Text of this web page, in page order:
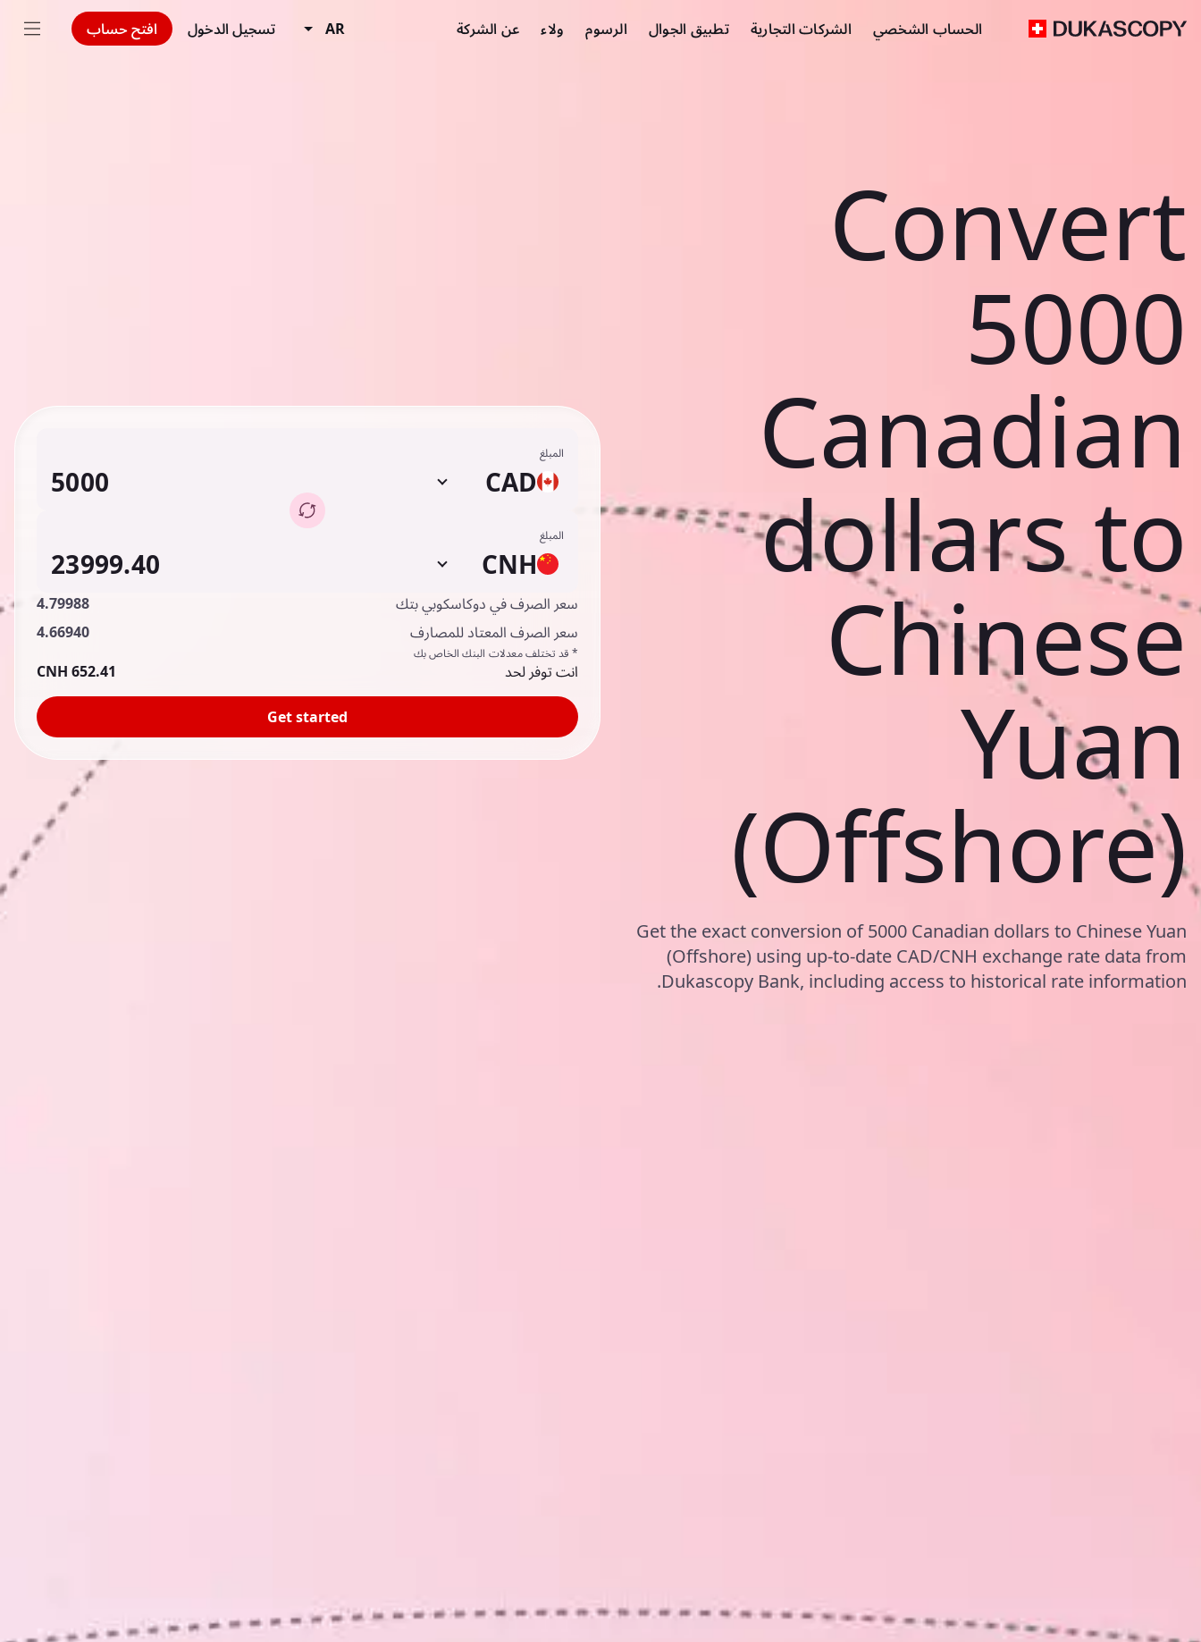
الحساب الشخصي الشركات التجارية تطبيق الجوال الرسوم ولاء عن الشركة AR تسجيل الدخول افتح حساب
Convert
5000
Canadian
dollars to
Chinese
Yuan
(Offshore)
Get the exact conversion of 5000 Canadian dollars to Chinese Yuan
(Offshore) using up-to-date CAD/CNH exchange rate data from
Dukascopy Bank, including access to historical rate information.
المبلغ
CAD
المبلغ
CNH
سعر الصرف في دوكاسكوبي بتك
4.79988
سعر الصرف المعتاد للمصارف
4.66940
* قد تختلف معدلات البنك الخاص بك
انت توفر لحد 652.41 CNH
Get started